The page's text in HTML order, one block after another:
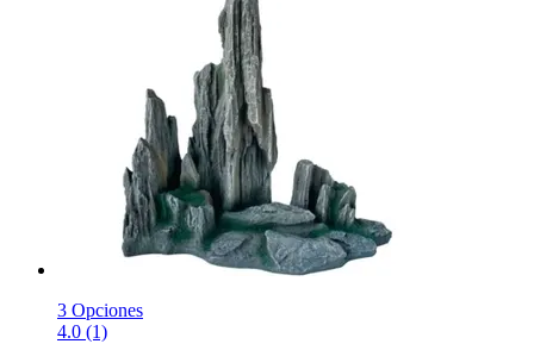
3 Opciones
4.0 (1)